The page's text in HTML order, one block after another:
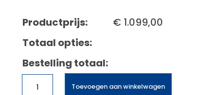
Productprijs: €1.099,00
Totaal opties:
Bestelling totaal:
Toevoegen aan winkelwagen